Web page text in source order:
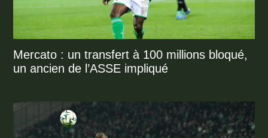
Mercato : un transfert à 100 millions bloqué,
un ancien de l’ASSE impliqué